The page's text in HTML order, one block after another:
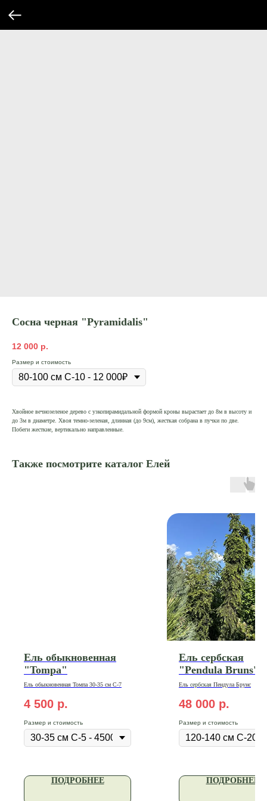
Сосна черная "Pyramidalis"
12 000 р.
Размер и стоимость
Хвойное вечнозеленое дерево с узкопирамидальной формой кроны вырастает до 8м в высоту и
до 3м в диаметре. Хвоя темно-зеленая, длинная (до 9см), жесткая собрана в пучки по две.
Побеги жесткие, вертикально направленные.
Также посмотрите каталог Елей
Ель обыкновенная
"Tompa"
Ель обыкновенная Томпа 30-35 см С-7
4 500 р.
Размер и стоимость
ПОДРОБНЕЕ
Ель сербская
"Pendula Bruns''
Ель сербская Пендула Брунс
48 000 р.
Размер и стоимость
ПОДРОБНЕЕ